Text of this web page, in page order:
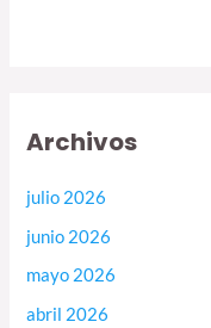
Archivos
julio 2026
junio 2026
mayo 2026
abril 2026